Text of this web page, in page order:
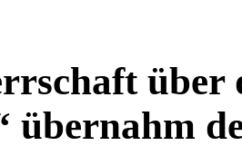
über
übernahm